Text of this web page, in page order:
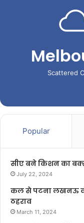
Scattered
Popular
सीए बने किशन का
July 22, 2024
कल से पटना लखनऊ वंदे
ठहराव
March 11, 2024